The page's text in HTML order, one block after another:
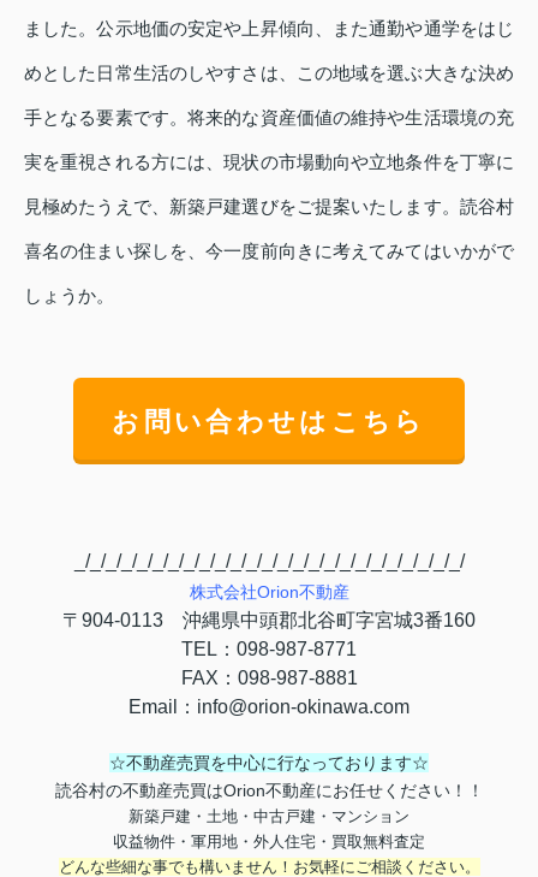
ました。公示地価の安定や上昇傾向、また通勤や通学をはじ
めとした日常生活のしやすさは、この地域を選ぶ大きな決め
手となる要素です。将来的な資産価値の維持や生活環境の充
実を重視される方には、現状の市場動向や立地条件を丁寧に
見極めたうえで、新築戸建選びをご提案いたします。読谷村
喜名の住まい探しを、今一度前向きに考えてみてはいかがで
しょうか。
お問い合わせはこちら
_/_/_/_/_/_/_/_/_/_/_/_/_/_/_/_/_/_/_/_/_/_/_/_/_/
株式会社Orion不動産
〒 904-0113 沖縄県中頭郡北谷町字宮城3番160
TEL ： 098-987-8771
FAX ： 098-987-8881
Email
： info@orion-okinawa.com
☆不動産売買を中心に行なっております☆
読谷村の不動産売買はOrion不動産にお任せください！！
新築戸建・土地・中古戸建・マンション
収益物件・軍用地・外人住宅・買取無料査定
どんな些細な事でも構いません！お気軽にご相談ください。